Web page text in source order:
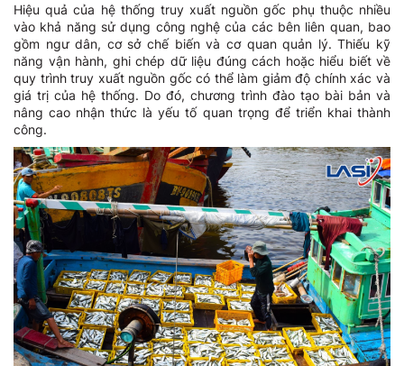
Hiệu quả của hệ thống truy xuất nguồn gốc phụ thuộc nhiều
vào khả năng sử dụng công nghệ của các bên liên quan, bao
gồm ngư dân, cơ sở chế biến và cơ quan quản lý. Thiếu kỹ
năng vận hành, ghi chép dữ liệu đúng cách hoặc hiểu biết về
quy trình truy xuất nguồn gốc có thể làm giảm độ chính xác và
giá trị của hệ thống. Do đó, chương trình đào tạo bài bản và
nâng cao nhận thức là yếu tố quan trọng để triển khai thành
công.